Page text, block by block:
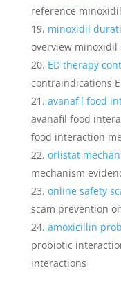
reference
minoxidil
overview
ED therapy
contraindications
avanafil food
avanafil food
food interaction
orlistat
mechanism
online safety
scam prevention
amoxicillin
probiotic
interactions